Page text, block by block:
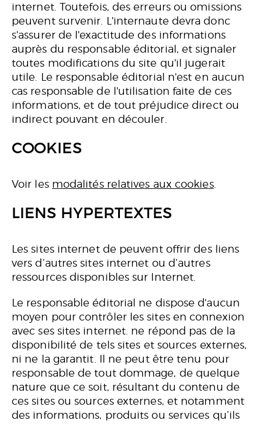
internet. Toutefois, des erreurs ou omissions
peuvent survenir. L'internaute devra donc
s'assurer de l'exactitude des informations
auprès du responsable éditorial, et signaler
toutes modifications du site qu'il jugerait
utile. Le responsable éditorial n'est en aucun
cas responsable de l'utilisation faite de ces
informations, et de tout préjudice direct ou
indirect pouvant en découler.
COOKIES
Voir les modalités relatives aux cookies.
LIENS HYPERTEXTES
Les sites internet de peuvent offrir des liens
vers d’autres sites internet ou d’autres
ressources disponibles sur Internet.
Le responsable éditorial ne dispose d'aucun
moyen pour contrôler les sites en connexion
avec ses sites internet. ne répond pas de la
disponibilité de tels sites et sources externes,
ni ne la garantit. Il ne peut être tenu pour
responsable de tout dommage, de quelque
nature que ce soit, résultant du contenu de
ces sites ou sources externes, et notamment
des informations, produits ou services qu’ils